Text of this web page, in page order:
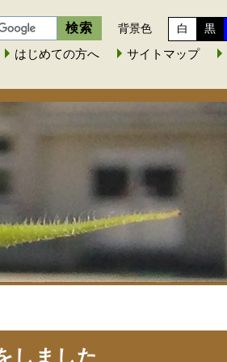
背景色 白 黒
はじめての方へ サイトマップ
しました